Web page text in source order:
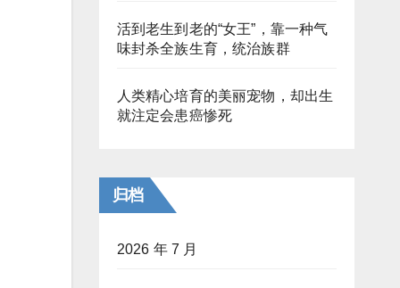
活到老生到老的“女王”，靠一种气
味封杀全族生育，统治族群
人类精心培育的美丽宠物，却出生
就注定会患癌惨死
归档
2026 年 7 月